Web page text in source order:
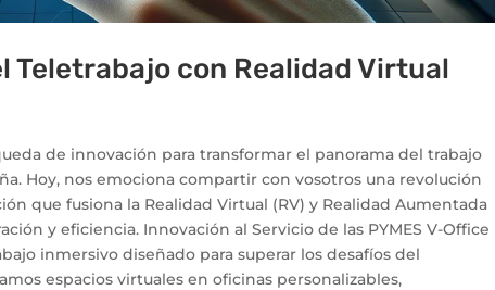
Teletrabajo con Realidad Virtual
de innovación para transformar el panorama del trabajo
Hoy, nos emociona compartir con vosotros una revolución
que fusiona la Realidad Virtual (RV) y Realidad Aumentada
y eficiencia. Innovación al Servicio de las PYMES V-Office
inmersivo diseñado para superar los desafíos del
espacios virtuales en oficinas personalizables,